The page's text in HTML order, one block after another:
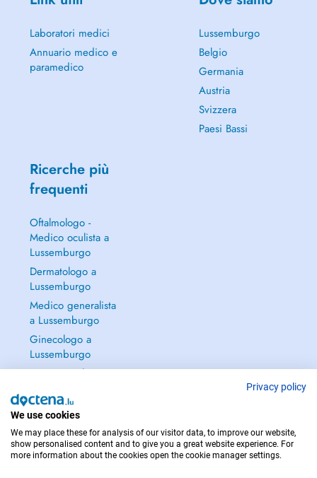
Laboratori medici
Annuario medico e
paramedico
Lussemburgo
Belgio
Germania
Austria
Svizzera
Paesi Bassi
Ricerche più
frequenti
Oftalmologo -
Medico oculista a
Lussemburgo
Dermatologo a
Lussemburgo
Medico generalista
a Lussemburgo
Ginecologo a
Lussemburgo
Continua a leggere
PER LE URGENZE, CONSULTARE : 112
Privacy policy
We use cookies
We may place these for analysis of our visitor data, to improve our website,
show personalised content and to give you a great website experience. For
more information about the cookies open the cookie manager settings.